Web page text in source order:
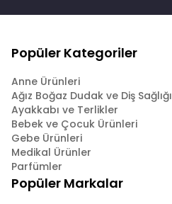
Popüler Kategoriler
Anne Ürünleri
Ağız Boğaz Dudak ve Diş Sağlığı
Ayakkabı ve Terlikler
Bebek ve Çocuk Ürünleri
Gebe Ürünleri
Medikal Ürünler
Parfümler
Popüler Markalar